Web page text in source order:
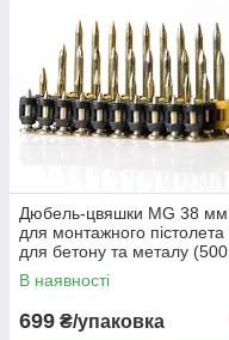
Дюбель-цвяшки MG 38 мм
для монтажного пістолета
для бетону та металу (500
шт.)
В наявності
699 ₴/упаковка